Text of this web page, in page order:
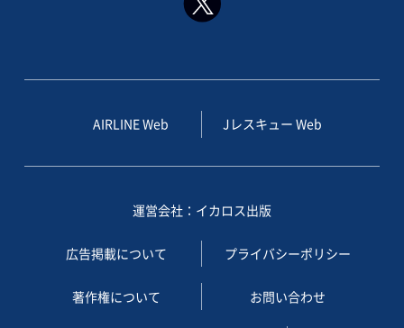
AIRLINE Web Jレスキュー Web
運営会社：イカロス出版
広告掲載について プライバシーポリシー
著作権について お問い合わせ